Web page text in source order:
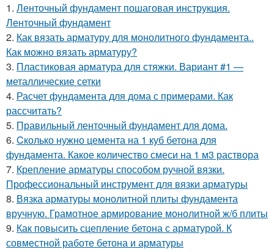
1. Ленточный фундамент пошаговая инструкция.
Ленточный фундамент
2. Как вязать арматуру для монолитного фундамента..
Как можно вязать арматуру?
3. Пластиковая арматура для стяжки. Вариант #1 —
металлические сетки
4. Расчет фундамента для дома с примерами. Как
рассчитать?
5. Правильный ленточный фундамент для дома.
6. Cколько нужно цемента на 1 куб бетона для
фундамента. Какое количество смеси на 1 м3 раствора
7. Крепление арматуры способом ручной вязки.
Профессиональный инструмент для вязки арматуры
8. Вязка арматуры монолитной плиты фундамента
вручную. Грамотное армирование монолитной ж/б плиты
9. Как повысить сцепление бетона с арматурой. К
совместной работе бетона и арматуры